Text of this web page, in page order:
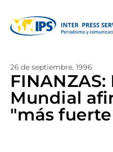
26 de septiembre, 1996
FINANZAS:
Mundial
"más